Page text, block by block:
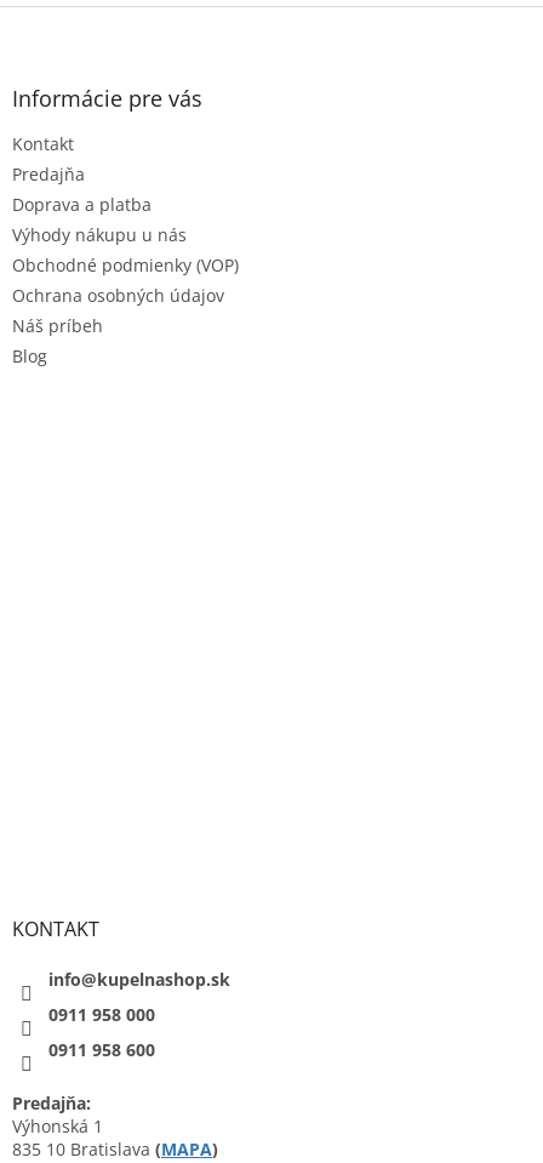
Z
Informácie pre vás
Kontakt
Predajňa
Doprava a platba
Výhody nákupu u nás
Obchodné podmienky (VOP)
Ochrana osobných údajov
Náš príbeh
Blog
KONTAKT
info@kupelnashop.sk
0911 958 000
0911 958 600
Predajňa:
Výhonská 1
835 10 Bratislava (MAPA)